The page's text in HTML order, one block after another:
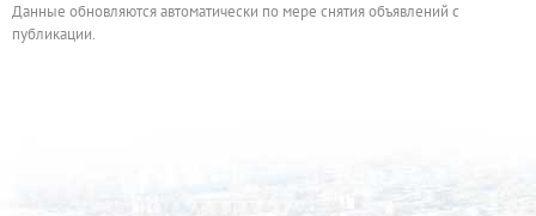
Данные обновляются автоматически по мере снятия объявлений с
публикации.